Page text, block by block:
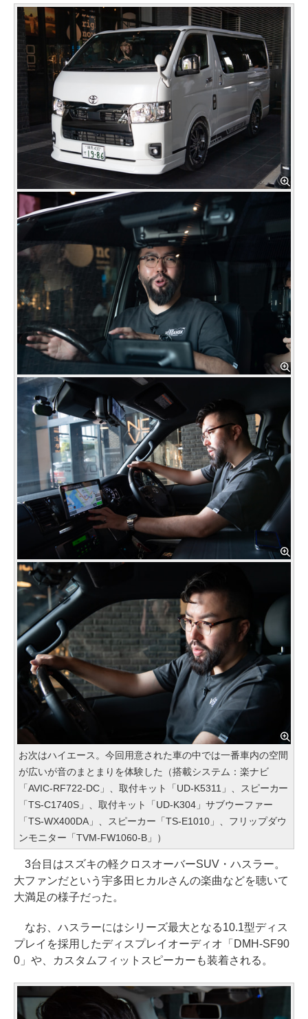
お次はハイエース。今回用意された車の中では一番車内の空間
が広いが音のまとまりを体験した（搭載システム：楽ナビ
「AVIC-RF722-DC」、取付キット「UD-K5311」、スピーカー
「TS-C1740S」、取付キット「UD-K304」サブウーファー
「TS-WX400DA」、スピーカー「TS-E1010」、フリップダウ
ンモニター「TVM-FW1060-B」）
3台目はスズキの軽クロスオーバーSUV・ハスラー。
大ファンだという宇多田ヒカルさんの楽曲などを聴いて
大満足の様子だった。
なお、ハスラーにはシリーズ最大となる10.1型ディス
プレイを採用したディスプレイオーディオ「DMH-SF90
0」や、カスタムフィットスピーカーも装着される。